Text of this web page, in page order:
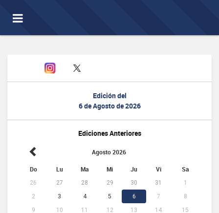
Toggle
navigation
Edición del
6 de Agosto de 2026
Ediciones Anteriores
Agosto 2026
Do Lu Ma Mi Ju Vi Sa
26 27 28 29 30 31
1
2
3 4 5 6 7
8
9
10 11 12 13 14
15